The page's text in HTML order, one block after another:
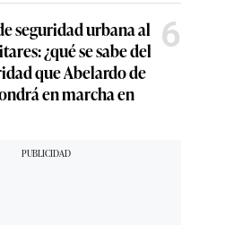
seguridad urbana al
¿qué se sabe del
que Abelardo de
en marcha en
6